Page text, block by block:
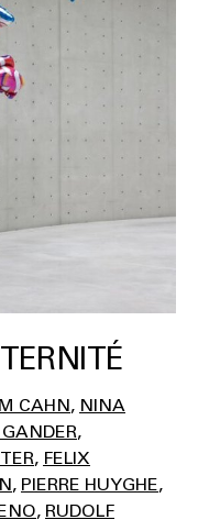
CAHN NINA
FELIX
PIERRE HUYGHE
RUDOLF